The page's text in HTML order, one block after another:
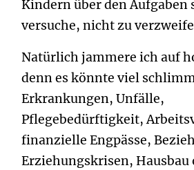
Kindern über den Aufgaben
versuche, nicht zu
Natürlich jammere ich auf
denn es könnte viel
Erkrankungen, Unfälle,
Pflegebedürftigkeit,
finanzielle Engpässe,
Erziehungskrisen, Hausbau